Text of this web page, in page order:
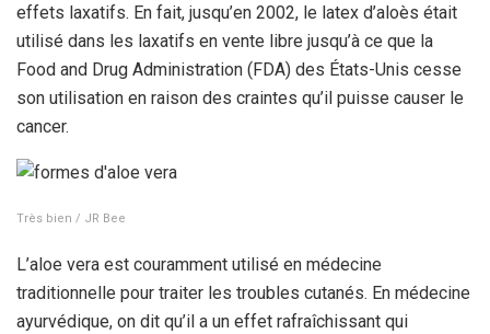
effets laxatifs. En fait, jusqu’en 2002, le latex d’aloès était
utilisé dans les laxatifs en vente libre jusqu’à ce que la
Food and Drug Administration (FDA) des États-Unis cesse
son utilisation en raison des craintes qu’il puisse causer le
cancer.
Très bien / JR Bee
L’aloe vera est couramment utilisé en médecine
traditionnelle pour traiter les troubles cutanés. En médecine
ayurvédique, on dit qu’il a un effet rafraîchissant qui